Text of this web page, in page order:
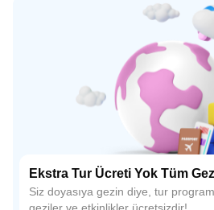
Ekstra Tur Ücreti Yok Tüm
Siz doyasıya gezin diye, tur